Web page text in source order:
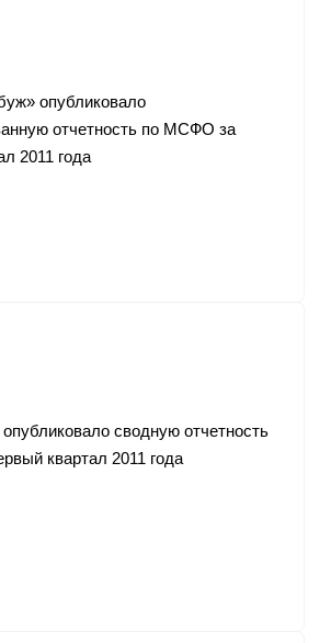
опубликовало
отчетность по МСФО за
2011 года
сводную отчетность
квартал 2011 года